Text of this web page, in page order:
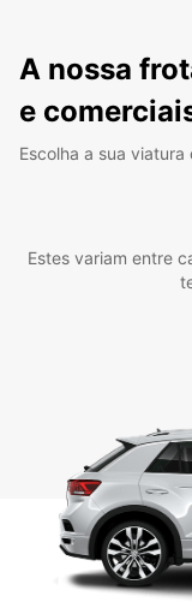
A nossa
e
Escolha a sua
Estes variam entre